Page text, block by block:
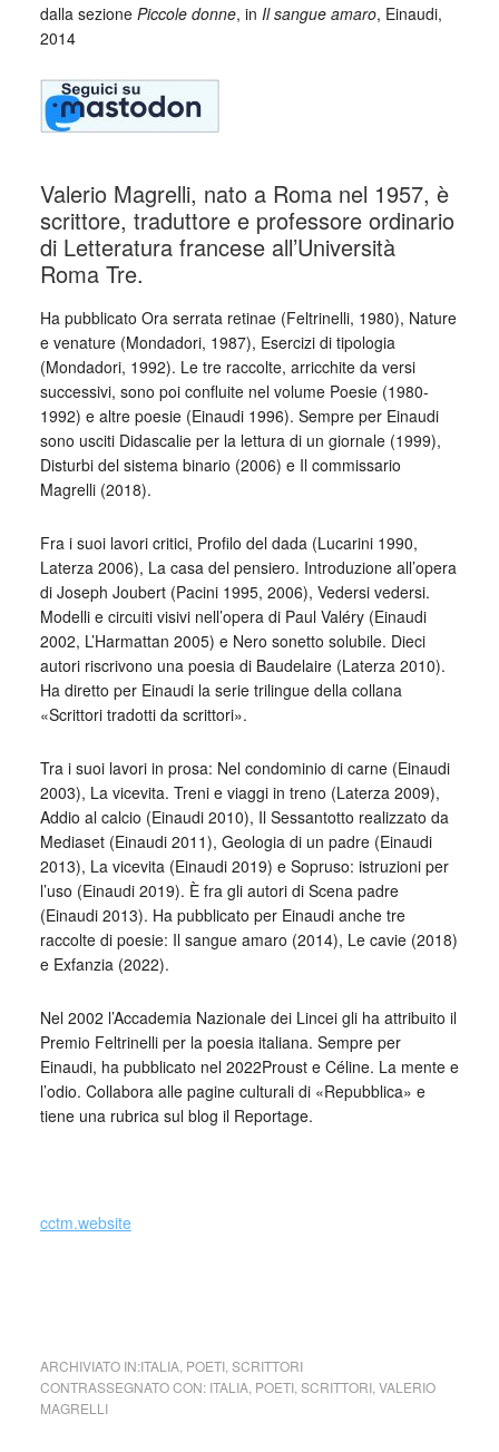
dalla sezione Piccole donne, in Il sangue amaro, Einaudi,
2014
Valerio Magrelli, nato a Roma nel 1957, è
scrittore, traduttore e professore ordinario
di Letteratura francese all’Università
Roma Tre.
Ha pubblicato Ora serrata retinae (Feltrinelli, 1980), Nature
e venature (Mondadori, 1987), Esercizi di tipologia
(Mondadori, 1992). Le tre raccolte, arricchite da versi
successivi, sono poi confluite nel volume Poesie (1980-
1992) e altre poesie (Einaudi 1996). Sempre per Einaudi
sono usciti Didascalie per la lettura di un giornale (1999),
Disturbi del sistema binario (2006) e Il commissario
Magrelli (2018).
Fra i suoi lavori critici, Profilo del dada (Lucarini 1990,
Laterza 2006), La casa del pensiero. Introduzione all’opera
di Joseph Joubert (Pacini 1995, 2006), Vedersi vedersi.
Modelli e circuiti visivi nell’opera di Paul Valéry (Einaudi
2002, L’Harmattan 2005) e Nero sonetto solubile. Dieci
autori riscrivono una poesia di Baudelaire (Laterza 2010).
Ha diretto per Einaudi la serie trilingue della collana
«Scrittori tradotti da scrittori».
Tra i suoi lavori in prosa: Nel condominio di carne (Einaudi
2003), La vicevita. Treni e viaggi in treno (Laterza 2009),
Addio al calcio (Einaudi 2010), Il Sessantotto realizzato da
Mediaset (Einaudi 2011), Geologia di un padre (Einaudi
2013), La vicevita (Einaudi 2019) e Sopruso: istruzioni per
l’uso (Einaudi 2019). È fra gli autori di Scena padre
(Einaudi 2013). Ha pubblicato per Einaudi anche tre
raccolte di poesie: Il sangue amaro (2014), Le cavie (2018)
e Exfanzia (2022).
Nel 2002 l’Accademia Nazionale dei Lincei gli ha attribuito il
Premio Feltrinelli per la poesia italiana. Sempre per
Einaudi, ha pubblicato nel 2022Proust e Céline. La mente e
l’odio. Collabora alle pagine culturali di «Repubblica» e
tiene una rubrica sul blog il Reportage.
cctm.website
ARCHIVIATO IN:ITALIA, POETI, SCRITTORI
CONTRASSEGNATO CON: ITALIA, POETI, SCRITTORI, VALERIO
MAGRELLI